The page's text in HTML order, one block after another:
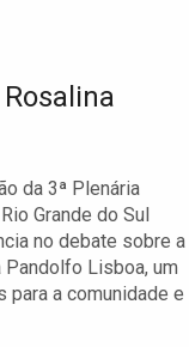
da 3ª Plenária
Grande do Sul
no debate sobre a
Pandolfo Lisboa, um
a comunidade e